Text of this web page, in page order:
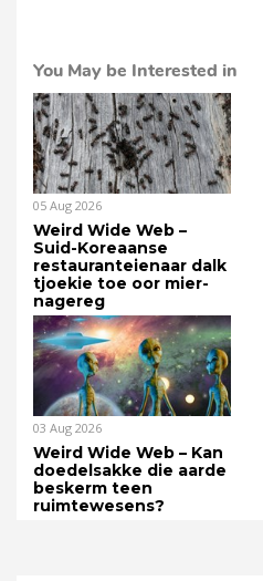
You May be Interested in
05 Aug 2026
Weird Wide Web –
Suid-Koreaanse
restauranteienaar dalk
tjoekie toe oor mier-
nagereg
03 Aug 2026
Weird Wide Web – Kan
doedelsakke die aarde
beskerm teen
ruimtewesens?